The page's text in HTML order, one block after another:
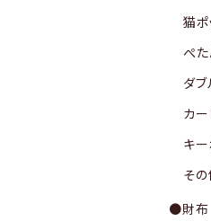
猫ポ
ぺた
ダブ
カ
キ
そ
●財布